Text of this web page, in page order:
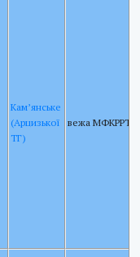
Кам’янське
(Арцизької
ТГ)
вежа МФКРРТ